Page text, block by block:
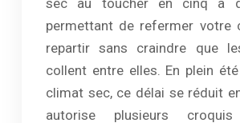
sec au toucher en cinq à
permettant de refermer votre
repartir sans craindre que
collent entre elles. En plein
climat sec, ce délai se réduit
autorise plusieurs croquis